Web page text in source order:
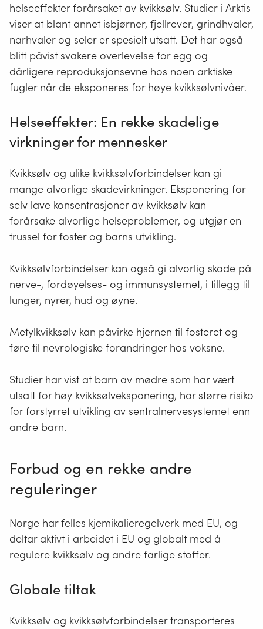
helseeffekter forårsaket av kvikksølv. Studier i Arktis
viser at blant annet isbjørner, fjellrever, grindhvaler,
narhvaler og seler er spesielt utsatt. Det har også
blitt påvist svakere overlevelse for egg og
dårligere reproduksjonsevne hos noen arktiske
fugler når de eksponeres for høye kvikksølvnivåer.
Helseeffekter: En rekke skadelige
virkninger for mennesker
Kvikksølv og ulike kvikksølvforbindelser kan gi
mange alvorlige skadevirkninger. Eksponering for
selv lave konsentrasjoner av kvikksølv kan
forårsake alvorlige helseproblemer, og utgjør en
trussel for foster og barns utvikling.
Kvikksølvforbindelser kan også gi alvorlig skade på
nerve-, fordøyelses- og immunsystemet, i tillegg til
lunger, nyrer, hud og øyne.
Metylkvikksølv kan påvirke hjernen til fosteret og
føre til nevrologiske forandringer hos voksne.
Studier har vist at barn av mødre som har vært
utsatt for høy kvikksølveksponering, har større risiko
for forstyrret utvikling av sentralnervesystemet enn
andre barn.
Forbud og en rekke andre
reguleringer
Norge har felles kjemikalieregelverk med EU, og
deltar aktivt i arbeidet i EU og globalt med å
regulere kvikksølv og andre farlige stoffer.
Globale tiltak
Kvikksølv og kvikksølvforbindelser transporteres